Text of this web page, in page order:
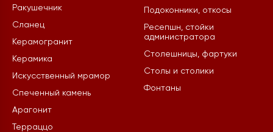
Ракушечник
Сланец
Керамогранит
Керамика
Искусственный мрамор
Спеченный камень
Арагонит
Терраццо
Подоконники, откосы
Ресепшн, стойки
администратора
Столешницы, фартуки
Столы и столики
Фонтаны